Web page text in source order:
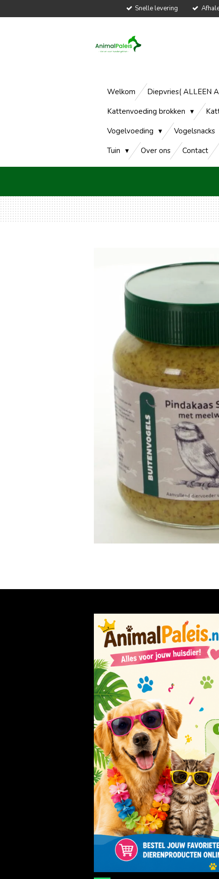
Snelle levering
Welkom Diepvries( ALLEEN
Kattenvoeding brokken
Vogelvoeding
Vogelsnacks
Tuin
Over ons Contact